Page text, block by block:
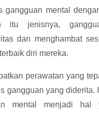
gangguan mental
itu jenisnya,
dan menghambat
diri mereka.
perawatan yang
gangguan yang diderita.
mental menjadi hal